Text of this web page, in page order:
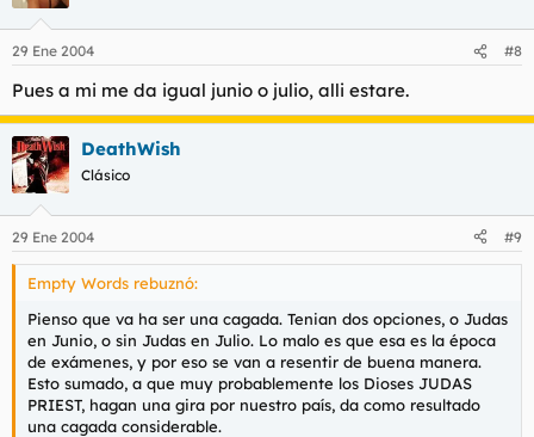
29 Ene 2004 #8
Pues a mi me da igual junio o julio, alli estare.
DeathWish
Clásico
29 Ene 2004 #9
Empty Words rebuznó:
Pienso que va ha ser una cagada. Tenian dos opciones, o Judas
en Junio, o sin Judas en Julio. Lo malo es que esa es la época
de exámenes, y por eso se van a resentir de buena manera.
Esto sumado, a que muy probablemente los Dioses JUDAS
PRIEST, hagan una gira por nuestro país, da como resultado
una cagada considerable.